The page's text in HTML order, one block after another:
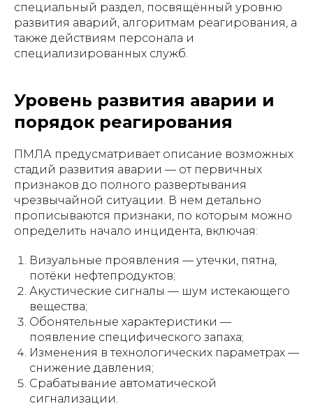
специальный раздел, посвящённый уровню
развития аварий, алгоритмам реагирования, а
также действиям персонала и
специализированных служб.
Уровень развития аварии и
порядок реагирования
ПМЛА предусматривает описание возможных
стадий развития аварии — от первичных
признаков до полного развертывания
чрезвычайной ситуации. В нем детально
прописываются признаки, по которым можно
определить начало инцидента, включая:
Визуальные проявления — утечки, пятна,
потёки нефтепродуктов;
Акустические сигналы — шум истекающего
вещества;
Обонятельные характеристики —
появление специфического запаха;
Изменения в технологических параметрах —
снижение давления;
Срабатывание автоматической
сигнализации.